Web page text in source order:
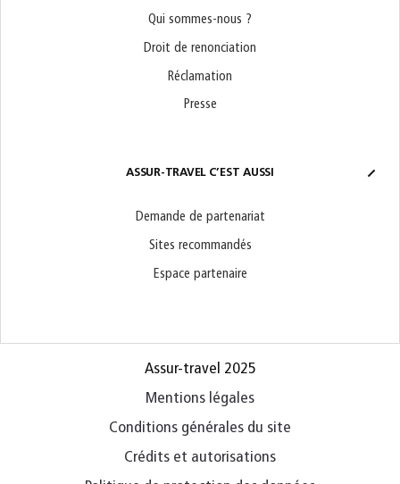
Qui sommes-nous ?
Droit de renonciation
Réclamation
Presse
ASSUR-TRAVEL C’EST AUSSI
Demande de partenariat
Sites recommandés
Espace partenaire
Assur-travel 2025
Mentions légales
Conditions générales du site
Crédits et autorisations